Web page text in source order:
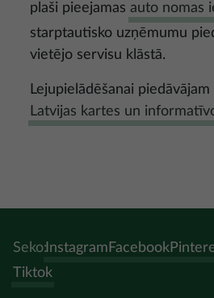
plaši pieejamas auto nomas
starptautisko uzņēmumu
vietējo servisu klāstā.
Lejupielādēšanai piedāvājam
Latvijas kartes un
Seko:Instagram Facebook
Tiktok